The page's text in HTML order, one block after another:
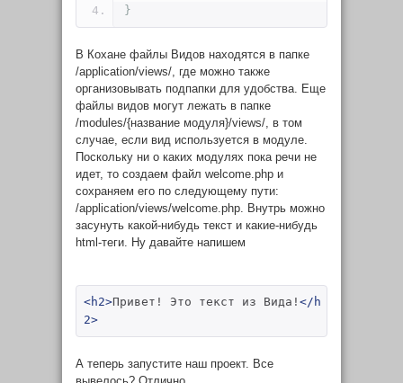
}
В Кохане файлы Видов находятся в папке
/application/views/ , где можно также
организовывать подпапки для удобства. Еще
файлы видов могут лежать в папке
/modules/{название модуля}/views/ , в том
случае, если вид используется в модуле.
Поскольку ни о каких модулях пока речи не
идет, то создаем файл welcome.php и
сохраняем его по следующему пути:
/application/views/welcome.php . Внутрь можно
засунуть какой-нибудь текст и какие-нибудь
html-теги. Ну давайте напишем
<h2>Привет! Это текст из Вида! </h
2>
А теперь запустите наш проект. Все